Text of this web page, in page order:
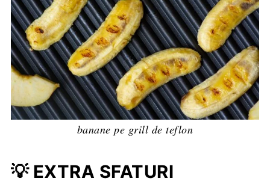
banane pe grill de teflon
💡 EXTRA SFATURI